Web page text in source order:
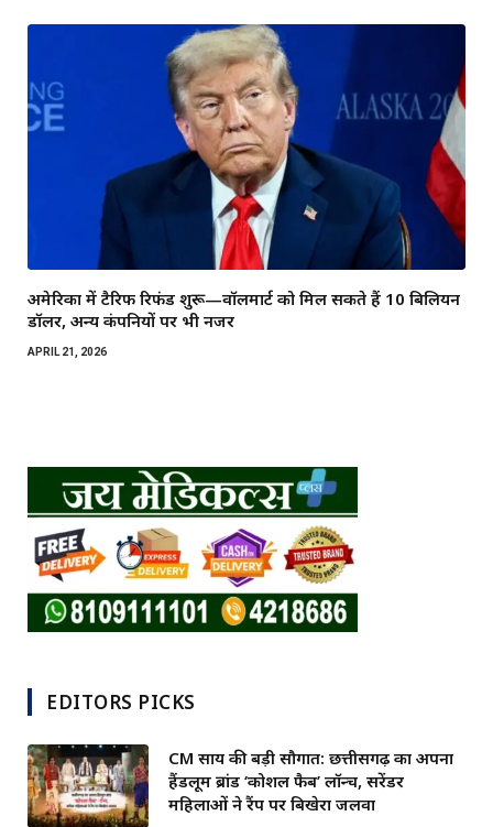
अमेरिका में टैरिफ रिफंड शुरू—वॉलमार्ट को मिल सकते हैं 10 बिलियन
डॉलर, अन्य कंपनियों पर भी नजर
APRIL 21, 2026
EDITORS PICKS
CM साय की बड़ी सौगात: छत्तीसगढ़ का अपना
हैंडलूम ब्रांड ‘कोशल फैब’ लॉन्च, सरेंडर
महिलाओं ने रैंप पर बिखेरा जलवा